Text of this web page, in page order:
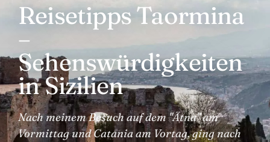
Reisetipps Taormina
–
Sehenswürdigkeiten
in Sizilien
Nach meinem Besuch auf dem "Ätna" am
Vormittag und Catania am Vortag, ging nach